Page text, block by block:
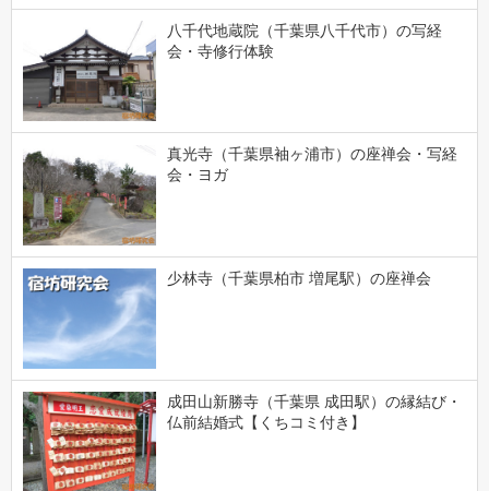
八千代地蔵院（千葉県八千代市）の写経
会・寺修行体験
真光寺（千葉県袖ヶ浦市）の座禅会・写経
会・ヨガ
少林寺（千葉県柏市 増尾駅）の座禅会
成田山新勝寺（千葉県 成田駅）の縁結び・
仏前結婚式【くちコミ付き】